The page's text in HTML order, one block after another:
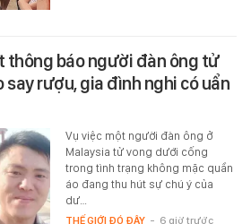
thông báo người đàn ông tử
rượu, gia đình nghi có uẩn
Vụ việc một người đàn ông ở
Malaysia tử vong dưới cống
trong tình trạng không mặc quần
áo đang thu hút sự chú ý của
dư…
THẾ GIỚI ĐÓ ĐÂY - 6 giờ trước